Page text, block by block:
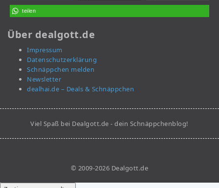
teilen
Über dealgott.de
Impressum
Datenschutzerklärung
Schnäppchen melden
Newsletter
dealhai.de – Deals & Schnäppchen
Viel Spaß bei Dealgott.de - dein Schnäppchenblog!
© 2009-2026 Dealgott.de